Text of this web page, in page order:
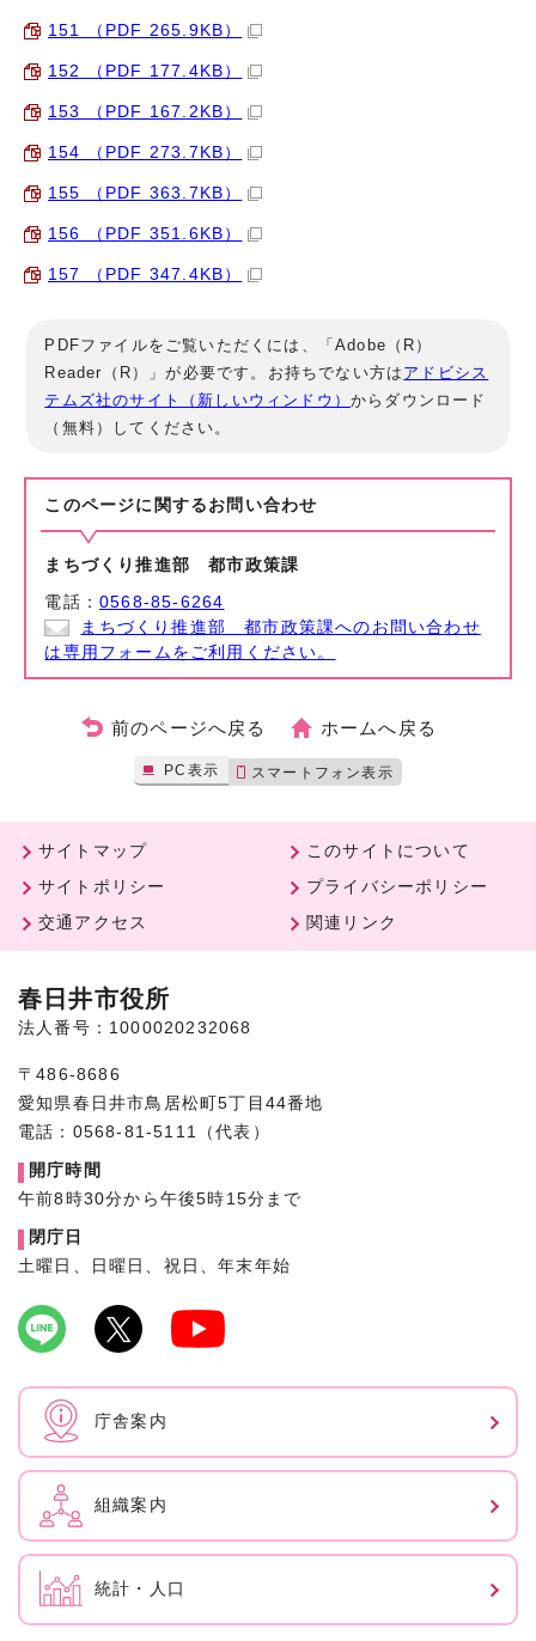
151 （PDF 265.9KB）
152 （PDF 177.4KB）
153 （PDF 167.2KB）
154 （PDF 273.7KB）
155 （PDF 363.7KB）
156 （PDF 351.6KB）
157 （PDF 347.4KB）
PDFファイルをご覧いただくには、「Adobe（R）
Reader（R）」が必要です。お持ちでない方は アドビシス
テムズ社のサイト（新しいウィンドウ）からダウンロード
（無料）してください。
このページに関する お問い合わせ
まちづくり推進部 都市政策課
電話：0568-85-6264
まちづくり推進部 都市政策課へのお問い合わせ
は専用フォームをご利用ください。
前のページへ戻る ホームへ戻る
PC表示 スマートフォン表示
サイトマップ
このサイトについて
サイトポリシー
プライバシーポリシー
交通アクセス
関連リンク
春日井市役所
法人番号：1000020232068
〒486-8686
愛知県春日井市鳥居松町5丁目44番地
電話：0568-81-5111（代表）
開庁時間
午前8時30分から午後5時15分まで
閉庁日
土曜日、日曜日、祝日、年末年始
庁舎案内
組織案内
統計・人口